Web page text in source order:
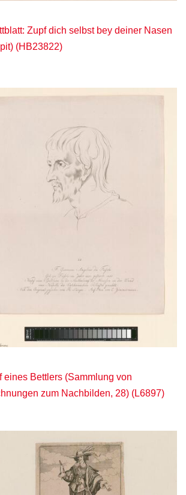
Zupf dich selbst bey deiner Nasen
(HB23822)
eines Bettlers (Sammlung von
zum Nachbilden, 28) (L6897)